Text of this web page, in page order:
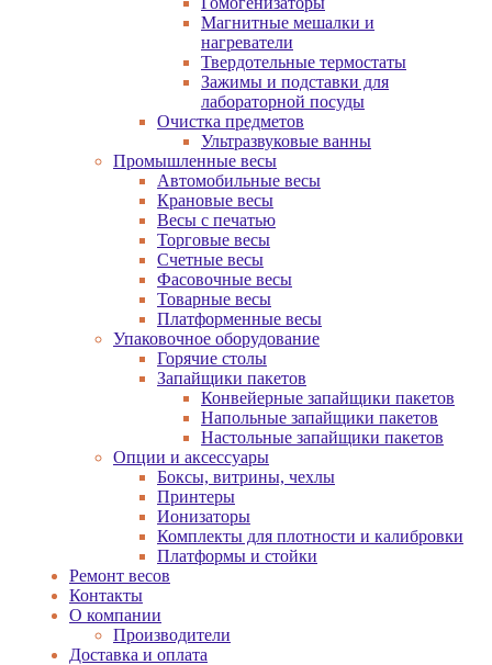
Магнитные мешалки и
нагреватели
Твердотельные термостаты
Зажимы и подставки для
лабораторной посуды
Очистка предметов
Ультразвуковые ванны
Промышленные весы
Автомобильные весы
Крановые весы
Весы с печатью
Торговые весы
Счетные весы
Фасовочные весы
Товарные весы
Платформенные весы
Упаковочное оборудование
Горячие столы
Запайщики пакетов
Конвейерные запайщики пакетов
Напольные запайщики пакетов
Настольные запайщики пакетов
Опции и аксессуары
Боксы, витрины, чехлы
Принтеры
Ионизаторы
Комплекты для плотности и калибровки
Платформы и стойки
Ремонт весов
Контакты
О компании
Производители
Доставка и оплата